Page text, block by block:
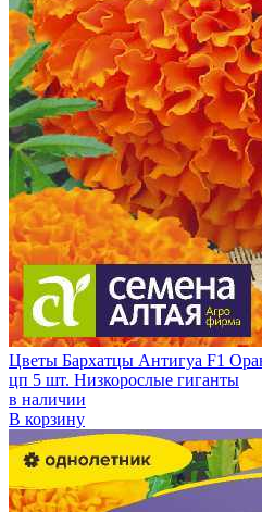
Цветы Бархатцы Антигуа F1
цп 5 шт. Низкорослые гиганты
в наличии
В корзину